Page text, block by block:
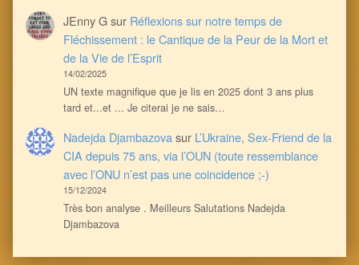
JEnny Gsur Réflexions sur notre temps de
Fléchissement : le Cantique de la Peur de la Mort et
de la Vie de l’Esprit
14/02/2025
UN texte magnifique que je lis en 2025 dont 3 ans plus
tard et...et ... Je citerai je ne sais…
Nadejda Djambazova sur L’Ukraine, Sex-Friend de la
CIA depuis 75 ans, via l’OUN (toute ressemblance
avec l’ONU n’est pas une coincidence ;-)
15/12/2024
Très bon analyse . Meilleurs Salutations Nadejda
Djambazova